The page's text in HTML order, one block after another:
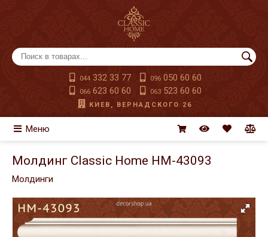
044 332 33 77 096050 60 60
066 623 60 60 063523 60 60
КИЕВ, ВЕРНАДСКОГО 26
Меню
Молдинг Classic Home HM-43093
Молдинги